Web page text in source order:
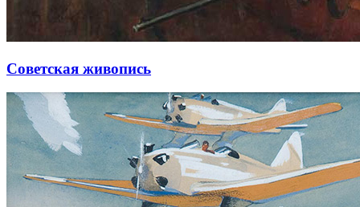
Советская живопись